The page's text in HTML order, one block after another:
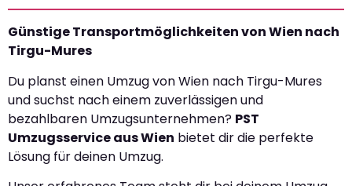
Günstige Transportmöglichkeiten von Wien nach
Tirgu-Mures
Du planst einen Umzug von Wien nach Tirgu-Mures
und suchst nach einem zuverlässigen und
bezahlbaren Umzugsunternehmen? PST
Umzugsservice aus Wien bietet dir die perfekte
Lösung für deinen Umzug.